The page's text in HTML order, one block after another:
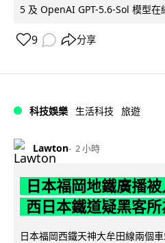
5 及 OpenAI GPT-5.6-Sol 模型在
9 分享
科技娛樂 生活科技 旅遊
Lawton 2 小時
日本福岡地鐵廣播
西日本鐵道疑黑客所
日本福岡西鐵天神大牟田線兩個